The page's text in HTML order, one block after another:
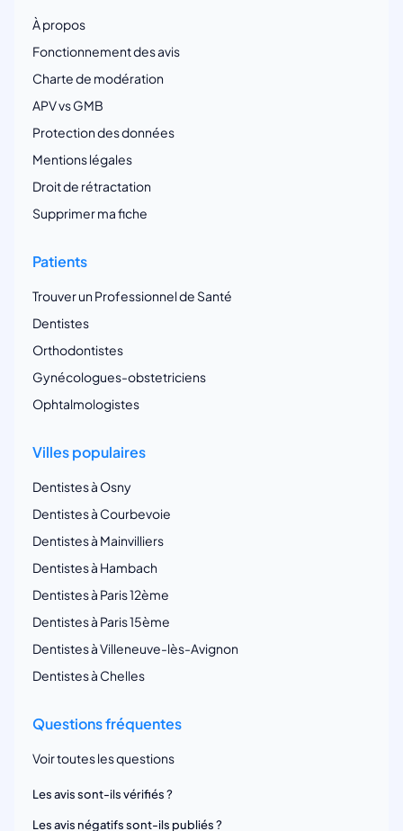
À propos
Fonctionnement des avis
Charte de modération
APV vs GMB
Protection des données
Mentions légales
Droit de rétractation
Supprimer ma fiche
Patients
Trouver un Professionnel de Santé
Dentistes
Orthodontistes
Gynécologues-obstetriciens
Ophtalmologistes
Villes populaires
Dentistes à Osny
Dentistes à Courbevoie
Dentistes à Mainvilliers
Dentistes à Hambach
Dentistes à Paris 12ème
Dentistes à Paris 15ème
Dentistes à Villeneuve-lès-Avignon
Dentistes à Chelles
Questions fréquentes
Voir toutes les questions
Les avis sont-ils vérifiés ?
Les avis négatifs sont-ils publiés ?